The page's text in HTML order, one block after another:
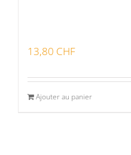
13,80 CHF
Ajouter au panier